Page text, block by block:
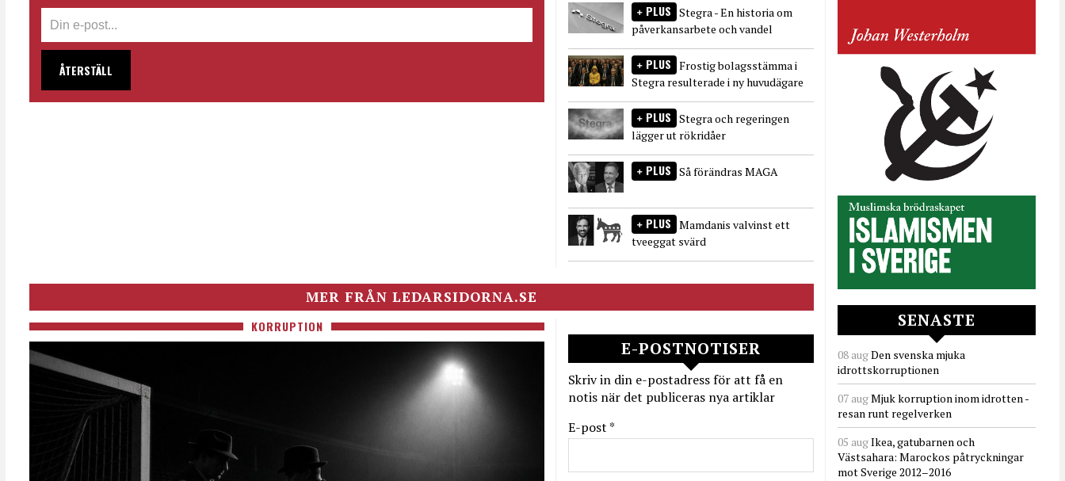
ÅTERSTÄLL
PLUS Stegra - En historia om
påverkansarbete och vandel
PLUS Frostig bolagsstämma i
Stegra resulterade i ny huvudägare
PLUS Stegra och regeringen
lägger ut rökridåer
PLUS Så förändras MAGA
PLUS Mamdanis valvinst ett
tveeggat svärd
MER FRÅN LEDARSIDORNA.SE
KORRUPTION
E-POSTNOTISER
Skriv in din e-postadress för att få en
notis när det publiceras nya artiklar
E-post *
SENASTE
08 augDen svenska mjuka
idrottskorruptionen
07 augMjuk korruption inom idrotten -
resan runt regelverken
05 augIkea, gatubarnen och
Västsahara: Marockos påtryckningar
mot Sverige 2012–2016